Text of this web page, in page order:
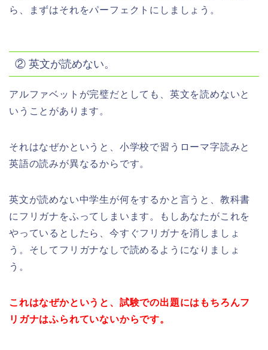
ら、まずはそれをパーフェクトにしましょう。
② 英文が読めない。
アルファベットが完璧だとしても、英文を読めないと
いうことがあります。
それはなぜかというと、小学校で習うローマ字読みと
英語の読みが異なるからです。
英文が読めない中学生が何をするかと言うと、教科書
にフリガナをふってしまいます。もしあなたがこれを
やっているとしたら、今すぐフリガナを消しましょ
う。そしてフリガナなしで読めるようになりましょ
う。
これはなぜかというと、試験での出題にはもちろんフ
リガナはふられていないからです。